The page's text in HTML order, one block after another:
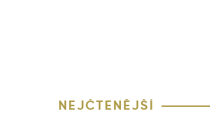
NEJČTENĚJŠÍ